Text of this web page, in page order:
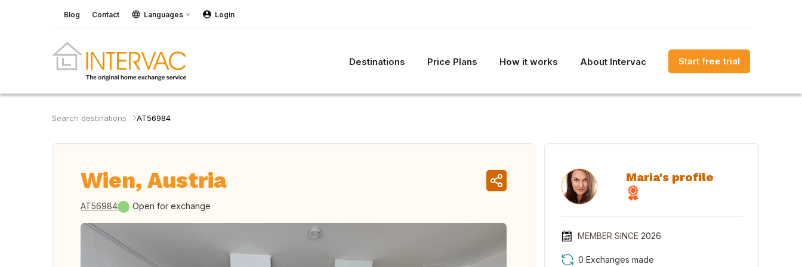
Blog Contact Languages Login
Destinations Price Plans How it works About Intervac Start free trial
Search destinations AT56984
Wien, Austria
AT56984 Open for exchange
Maria's profile
MEMBER SINCE 2026
0 Exchanges made